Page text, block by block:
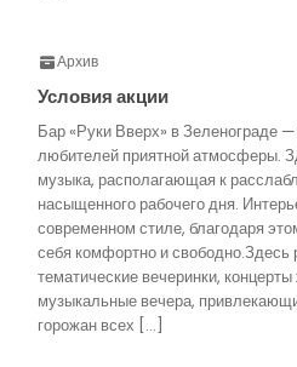
Архив
Условия акции
Бар «Руки Вверх» в Зеленограде
любителей приятной атмосферы.
музыка, располагающая к
насыщенного рабочего дня.
современном стиле, благодаря
себя комфортно и свободно.Здесь
тематические вечеринки,
музыкальные вечера,
горожан всех […]